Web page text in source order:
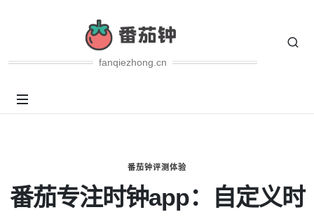
fanqiezhong.cn
番茄钟评测体验
番茄专注时钟app：自定义时